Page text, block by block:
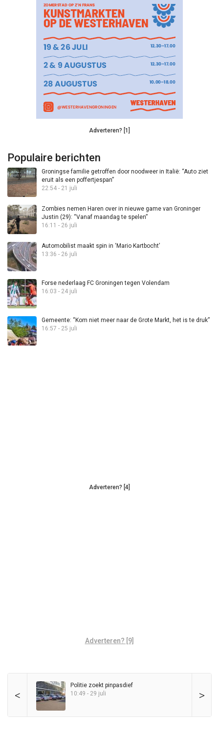
Adverteren? [1]
Populaire berichten
Groningse familie getroffen door noodweer in Italië: “Auto ziet
eruit als een poffertjespan”
22:54 - 21 juli
Zombies nemen Haren over in nieuwe game van Groninger
Justin (29): “Vanaf maandag te spelen”
16:11 - 26 juli
Automobilist maakt spin in ‘Mario Kartbocht’
13:36 - 26 juli
Forse nederlaag FC Groningen tegen Volendam
16:03 - 24 juli
Gemeente: “Kom niet meer naar de Grote Markt, het is te druk”
16:57 - 25 juli
Adverteren? [4]
Adverteren? [9]
< >
Politie zoekt pinpasdief
10:49 - 29 juli